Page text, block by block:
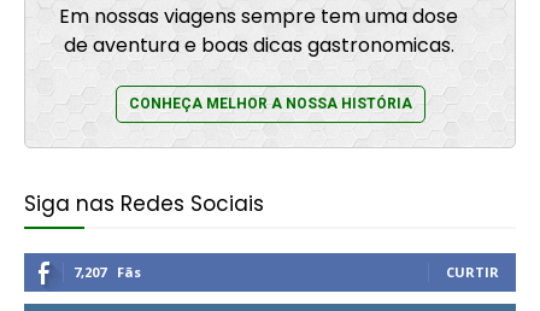
Em nossas viagens sempre tem uma dose
de aventura e boas dicas gastronomicas.
CONHEÇA MELHOR A NOSSA HISTÓRIA
Siga nas Redes Sociais
7,207 Fãs CURTIR